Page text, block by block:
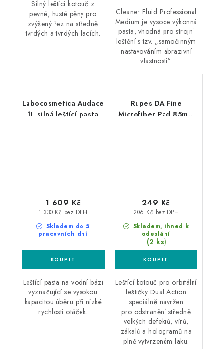
Silný leštící kotouč z
pevné, husté pěny pro
zvýšený řez na středně
tvrdých a tvrdých lacích.
Cleaner Fluid Professional
Medium je vysoce výkonná
pasta, vhodná pro strojní
leštění s tzv. „samočinným
nastavováním abrazivní
vlastnosti“.
Labocosmetica Audace
1L silná leštící pasta
Skladem do 5
pracovních dní
1 330 Kč bez DPH
1 609 Kč
Leštící pasta na vodní bázi
vyznačující se vysokou
kapacitou úběru při nízké
rychlosti otáček.
Rupes DA Fine
Microfiber Pad 85mm
Skladem, ihned k
odeslání
(2 ks)
206 Kč bez DPH
249 Kč
Leštící kotouč pro orbitální
leštičky Dual Action
speciálně navržen
pro odstranění středně
velkých defektů, vírů,
zákalů a hologramů na
plně vytvrzeném laku.